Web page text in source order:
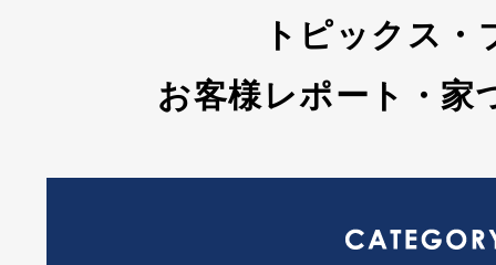
トピックス・
お客様レポート・家